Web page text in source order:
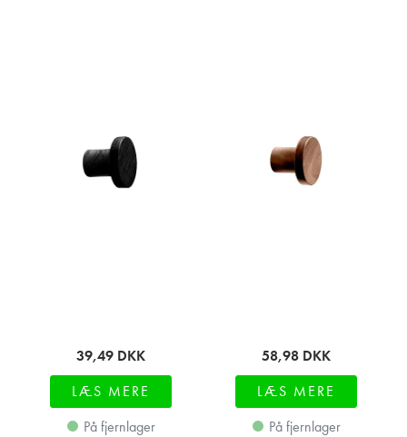
39,49 DKK
LÆS MERE
På fjernlager
58,98 DKK
LÆS MERE
På fjernlager